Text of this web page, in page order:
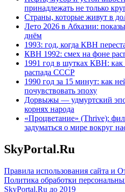
принадлежать не только
Страны, которые живут в
Лето 2026 в Абхазии:
днём
1993: год, когда КВН
КВН 1992: смех на фоне
1991 год в шутках КВН: как
распада СССР
1990 год за 15 минут: как
почувствовать эпоху
Дорвыжы — удмуртский
корнях народа
«Процветание» (Thrive):
задуматься о мире вокруг
SkyPortal.Ru
Правила использования сайта и
Политика обработки
SkyPortal.Ru до 2019